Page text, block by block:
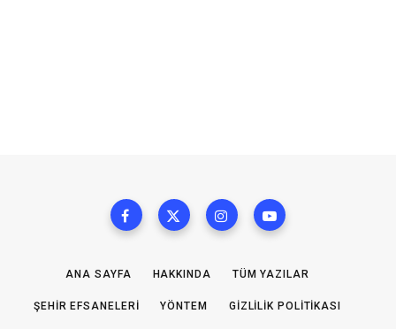
ANA SAYFA HAKKINDA TÜM YAZILAR
ŞEHIR EFSANELERI YÖNTEM GIZLILIK POLITIKASI